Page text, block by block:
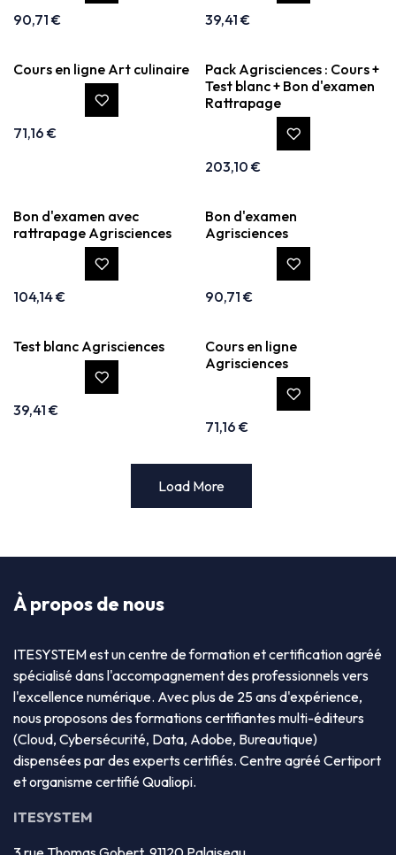
90,71 € 39,41 €
Cours en ligne Art culinaire
71,16 €
Pack Agrisciences : Cours +
Test blanc + Bon d'examen
Rattrapage
203,10 €
Bon d'examen avec
rattrapage Agrisciences
104,14€
Bon d'examen
Agrisciences
90,71 €
Test blanc Agrisciences
39,41 €
Cours en ligne
Agrisciences
71,16 €
Load More
À propos de nous
ITESYSTEM est un centre de formation et certification agréé
spécialisé dans l'accompagnement des professionnels vers
l'excellence numérique. Avec plus de 25 ans d'expérience,
nous proposons des formations certifiantes multi-éditeurs
(Cloud, Cybersécurité, Data, Adobe, Bureautique)
dispensées par des experts certifiés. Centre agréé Certiport
et organisme certifié Qualiopi.
ITESYSTEM